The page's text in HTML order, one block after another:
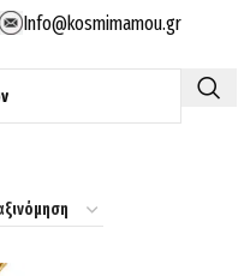
Info@kosmimamou.gr